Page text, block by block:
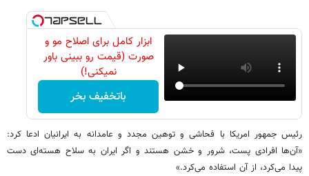
ابزار کامل برای اصلاح مو و
صورت (قیمت رو ببینی باور
نمیکنی!)
باتخفیف بخر
رئیس جمهور امریکا با فحاشی و توهین مجدد و عامدانه به ایرانیان ادعا کرد:
«آن‌ها افرادی پست، شرور و خشن هستند و اگر ایران به سلاح هسته‌ای دست
پیدا می‌کرد، از آن استفاده می‌کرد.»